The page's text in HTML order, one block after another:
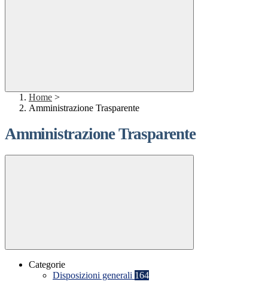
Home >
Amministrazione Trasparente
Amministrazione Trasparente
Categorie
Disposizioni generali 164